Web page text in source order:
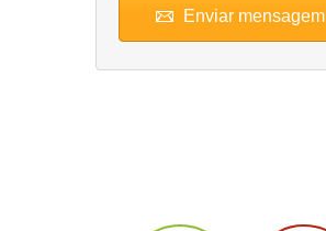
Enviar mensagem